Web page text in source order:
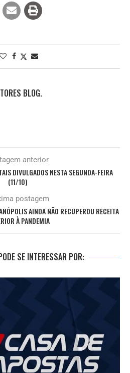
BLOG.
anterior
DIVULGADOS NESTA SEGUNDA-FEIRA
(11/10)
postagem
AINDA NÃO RECUPEROU RECEITA
À PANDEMIA
SE INTERESSAR POR: